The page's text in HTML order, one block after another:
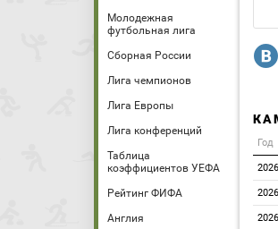
Молодежная
футбольная лига
Сборная России
Лига чемпионов
Лига Европы
Лига конференций
Таблица
коэффициентов УЕФА
Рейтинг ФИФА
Англия
R
Год